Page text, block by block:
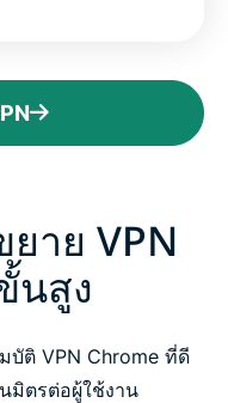
าย VPN
นสูง
ติ VPN Chrome ที่ดี
มิตรต่อผู้ใช้งาน